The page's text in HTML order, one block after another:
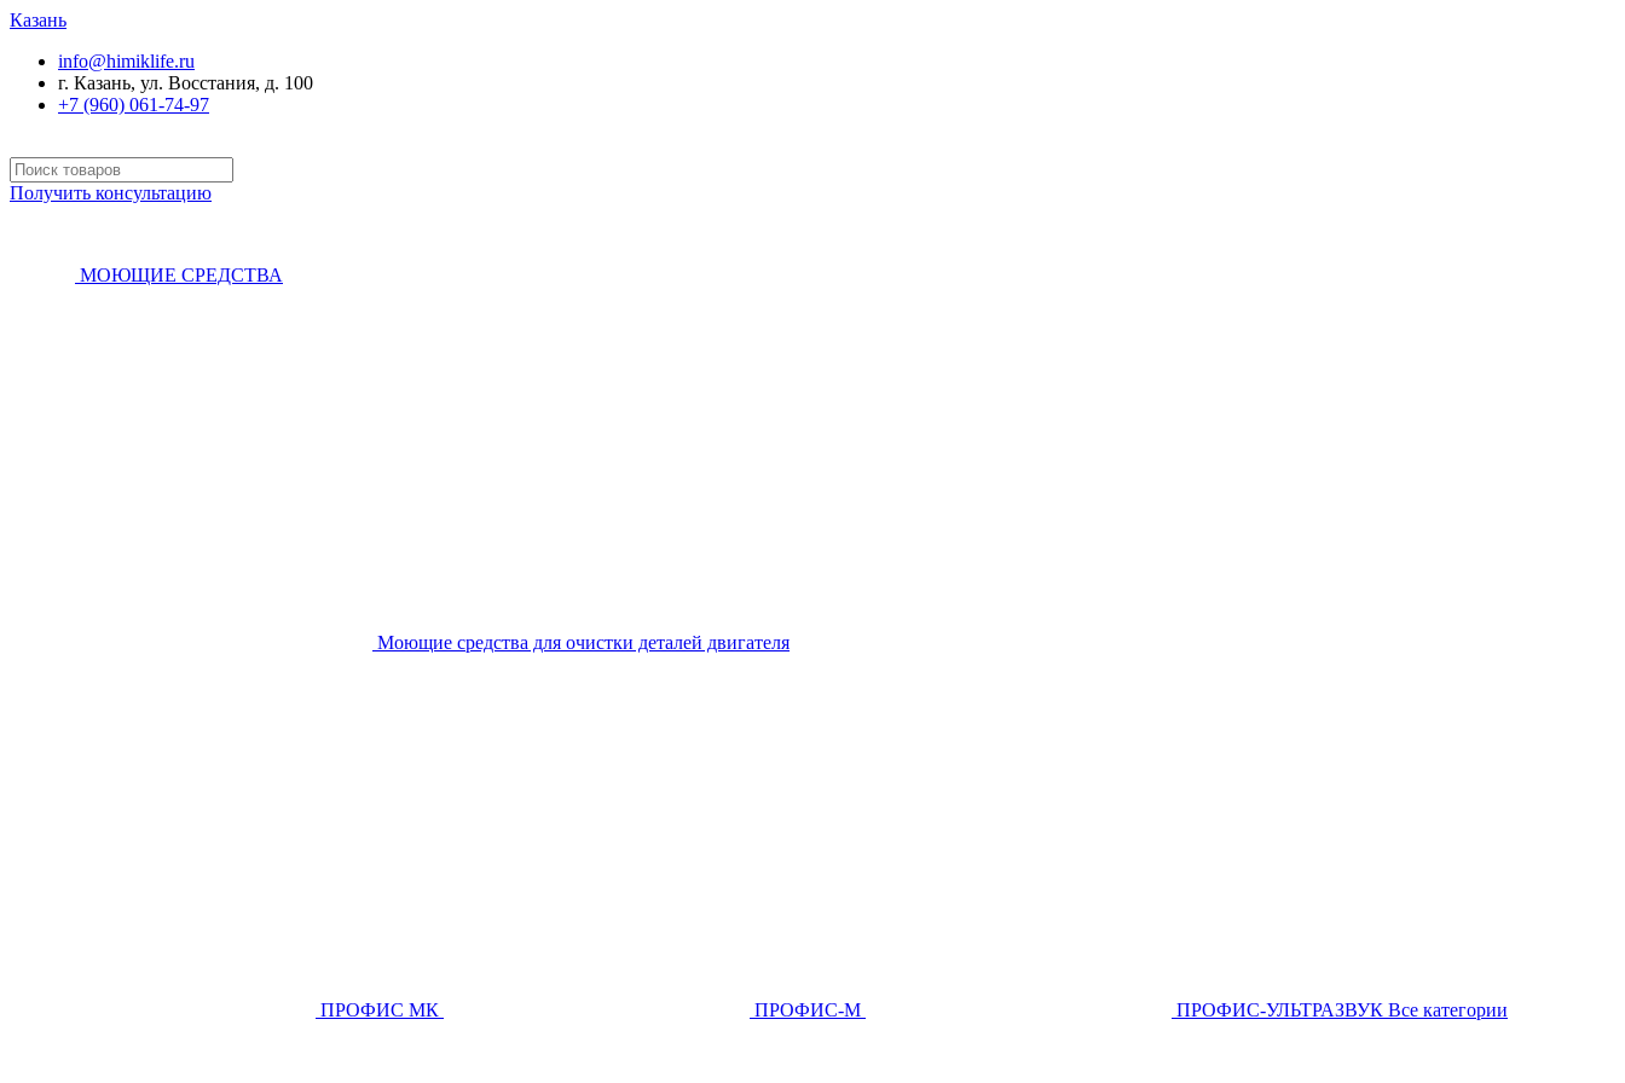
Казань
info@himiklife.ru
г. Казань, ул. Восстания, д. 100
+7 (960) 061-74-97
Получить консультацию
МОЮЩИЕ СРЕДСТВА
Моющие средства для очистки деталей двигателя
ПРОФИС МК ПРОФИС-М ПРОФИС-УЛЬТРАЗВУК Все категории